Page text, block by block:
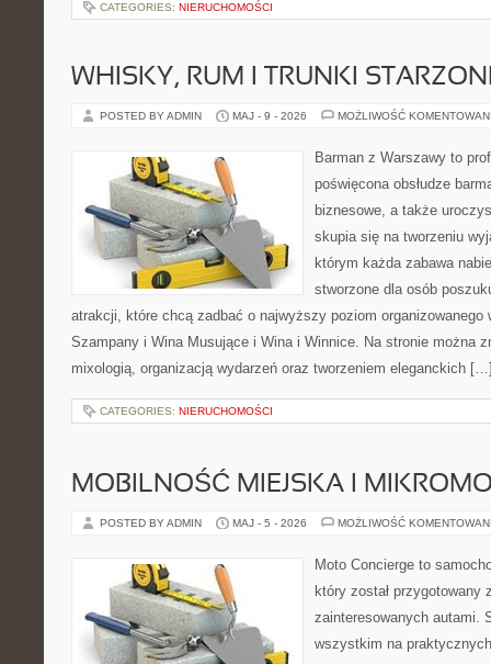
CATEGORIES: NIERUCHOMOŚCI
WHISKY, RUM I TRUNKI
POSTED BY ADMIN MAJ - 9 - 2026 MOŻLIWOŚĆ
Barman z Warszawy to
poświęcona obsłudze
biznesowe, a także
skupia się na tworzeniu
którym każda zabawa
stworzone dla osób
atrakcji, które chcą zadbać o najwyższy poziom organizowanego
Szampany i Wina Musujące i Wina i Winnice. Na stronie można
mixologią, organizacją wydarzeń oraz tworzeniem eleganckich
CATEGORIES: NIERUCHOMOŚCI
MOBILNOŚĆ MIEJSKA I
POSTED BY ADMIN MAJ - 5 - 2026 MOŻLIWOŚĆ
Moto Concierge to
który został przygotowany
zainteresowanych autami.
wszystkim na